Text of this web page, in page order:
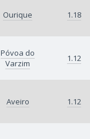
Ourique 1.18
Póvoa do
Varzim
1.12
Aveiro 1.12